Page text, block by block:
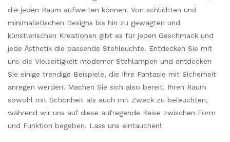
die jeden Raum aufwerten können. Von schlichten und
minimalistischen Designs bis hin zu gewagten und
künstlerischen Kreationen gibt es für jeden Geschmack und
jede Ästhetik die passende Stehleuchte. Entdecken Sie mit
uns die Vielseitigkeit moderner Stehlampen und entdecken
Sie einige trendige Beispiele, die Ihre Fantasie mit Sicherheit
anregen werden! Machen Sie sich also bereit, Ihren Raum
sowohl mit Schönheit als auch mit Zweck zu beleuchten,
während wir uns auf diese aufregende Reise zwischen Form
und Funktion begeben. Lass uns eintauchen!